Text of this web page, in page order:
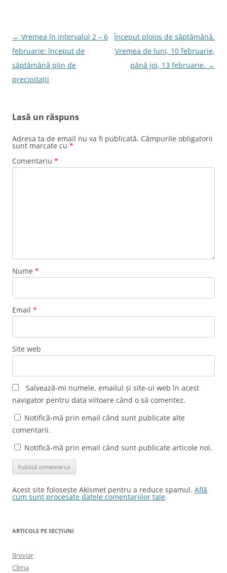
Navigare
în
articole
← Vremea în intervalul 2 – 6
februarie: început de
săptămână plin de
precipitații
Început ploios de săptămână.
Vremea de luni, 10 februarie,
până joi, 13 februarie. →
Lasă un răspuns
Adresa ta de email nu va fi publicată. Câmpurile obligatorii
sunt marcate cu *
Comentariu *
Nume *
Email *
Site web
Salvează-mi numele, emailul și site-ul web în acest
navigator pentru data viitoare când o să comentez.
Notifică-mă prin email când sunt publicate alte
comentarii.
Notifică-mă prin email când sunt publicate articole noi.
Acest site folosește Akismet pentru a reduce spamul. Află
cum sunt procesate datele comentariilor tale.
ARTICOLE PE SECȚIUNI
Breviar
Clima